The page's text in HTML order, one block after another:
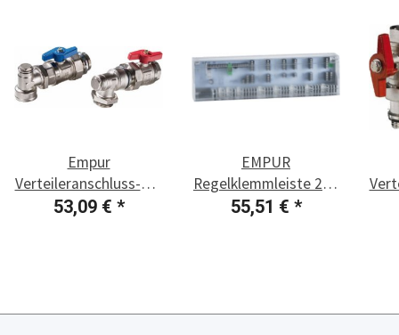
Empur
Verteileranschluss-Set
90°
53,09 € *
EMPUR
Regelklemmleiste 230
V, 6 Zonen
55,51 € *